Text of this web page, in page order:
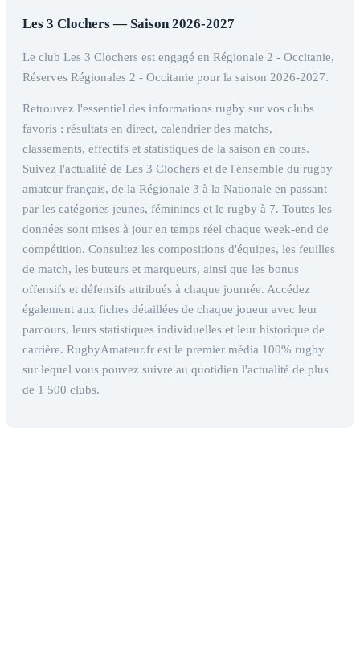
Les 3 Clochers — Saison 2026-2027
Le club Les 3 Clochers est engagé en Régionale 2 - Occitanie,
Réserves Régionales 2 - Occitanie pour la saison 2026-2027.
Retrouvez l'essentiel des informations rugby sur vos clubs
favoris : résultats en direct, calendrier des matchs,
classements, effectifs et statistiques de la saison en cours.
Suivez l'actualité de Les 3 Clochers et de l'ensemble du rugby
amateur français, de la Régionale 3 à la Nationale en passant
par les catégories jeunes, féminines et le rugby à 7. Toutes les
données sont mises à jour en temps réel chaque week-end de
compétition. Consultez les compositions d'équipes, les feuilles
de match, les buteurs et marqueurs, ainsi que les bonus
offensifs et défensifs attribués à chaque journée. Accédez
également aux fiches détaillées de chaque joueur avec leur
parcours, leurs statistiques individuelles et leur historique de
carrière. RugbyAmateur.fr est le premier média 100% rugby
sur lequel vous pouvez suivre au quotidien l'actualité de plus
de 1 500 clubs.